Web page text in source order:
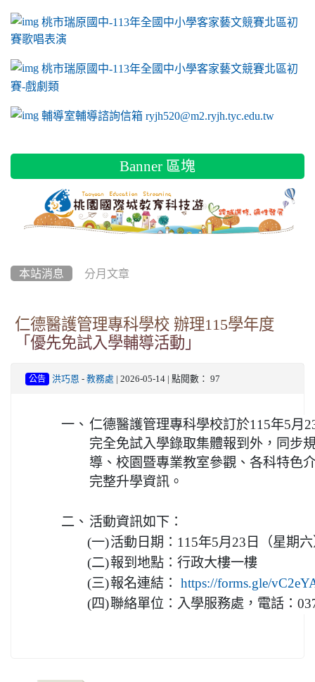
link to https://tyc.entry.edu.tw/NoExamImitate_TL/
桃市瑞原國中-113年全國中小學客家藝文競賽北區初
賽歌唱表演
link to https://tyc.entry.edu.tw/NoExamImitate_TL/
桃市瑞原國中-113年全國中小學客家藝文競賽北區初
賽-戲劇類
link to https://tyc.entry.edu.tw/NoExamImitate_TL/
輔導室輔導諮詢信箱 ryjh520@m2.ryjh.tyc.edu.tw
Banner 區塊
本站消息 分月文章
仁德醫護管理專科學校 辦理115學年度
「優先免試入學輔導活動」
公告 洪巧恩 - 教務處 | 2026-05-14 | 點閱數： 97
一、 仁德醫護管理專科學校訂於115年5月
完全免試入學錄取集體報到外，同步
導、校園暨專業教室參觀、各科特色
完整升學資訊。
二、 活動資訊如下：
(一)活動日期：115年5月23日（星期
(二)報到地點：行政大樓一樓
(三)報名連結： https://forms.gle/
(四)聯絡單位：入學服務處，電話：